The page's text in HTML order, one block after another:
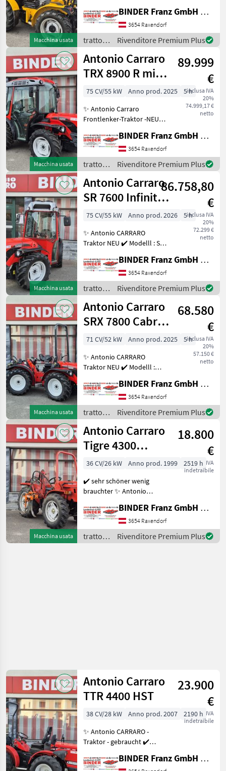
Macchina usata
Gebrauchttraktor ✔️ in
serienmäßiger Ausführung
✔️ Allrad mit hydr.
Knicklenkung und ✔
BINDER Franz GmbH & CoKG
3654 Raxendorf
trattori
/
Pasquali
Rivenditore Premium Plus
Macchina usata
Antonio Carraro
TRX 8900 R mit
JOY + AIR-Cab
89.999
€
inclusa IVA
20%
74.999,17 €
netto
75 CV/55 kW Anno prod. 2025
5 h
✨ Antonio Carraro
Frontlenker-Traktor -NEU
PROFI Modell ✔️ in
serienmäßiger Ausführung
✔️ mit großer AIR-Kabine
und Klimaanlage ✔️ Frontl
BINDER Franz GmbH & CoKG
3654 Raxendorf
trattori
/
Antonio
Carraro
Rivenditore Premium Plus
Macchina usata
Antonio Carraro
SR 7600 Infinity
StarCab
86.758,80
€
inclusa IVA
20%
72.299 €
netto
75 CV/55 kW Anno prod. 2026
5 h
✨ Antonio CARRARO
Traktor NEU ✔️ Modelll : SR
stufenloser Allrad-
Knicklenker ✔️ mit 4 gleich
großen Rädern ✔️ in
serienmäßiger Ausfüh
BINDER Franz GmbH & CoKG
3654 Raxendorf
trattori
/
Antonio
Carraro
Rivenditore Premium Plus
Macchina usata
Antonio Carraro
SRX 7800 Cabrio
PRO m. JOY + E-
Drive
68.580
€
inclusa IVA
20%
57.150 €
netto
71 CV/52 kW Anno prod. 2025
5 h
✨ Antonio CARRARO
Traktor NEU ✔️ Modelll :
Knicklenker mit 4 gleich gr.
Räder ✔️ in serienmäßiger
Ausführung ✔️ Cabrio mit
klappbarem Sicherheit
BINDER Franz GmbH & CoKG
3654 Raxendorf
trattori
/
Antonio
Carraro
Rivenditore Premium Plus
Macchina usata
Antonio Carraro
Tigre 4300
Country +
BRAUN LUV
18.800
€
IVA
indetraibile
36 CV/26 kW Anno prod. 1999
2519 h
✔️ sehr schöner wenig
brauchter ✨ Antonio
Tigre 4300 Country ✔️ in
serienmäßiger Ausführung
✔️ mit BRAUN -
Zwischenstockräumgerät ✔
BINDER Franz GmbH & CoKG
3654 Raxendorf
trattori
/
Rivenditore Premium Plus
Antonio Carraro
TTR 4400 HST
23.900
€
IVA
indetraibile
38 CV/28 kW Anno prod. 2007
2190 h
✨ Antonio CARRARO -
Traktor - gebraucht ✔️
4400 HST ✔️
BINDER Franz GmbH & CoKG